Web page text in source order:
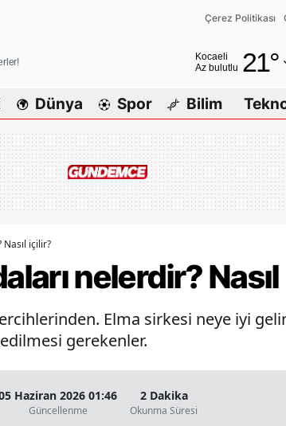
Çerez Politikası
Kocaeli
Az bulutlu 21°
Ağrı
Amasya
Ankara
Artvin
Bilecik
Dünya Spor Bilim
içilir?
nelerdir?
Elma sirkesi neye iyi gelir,
gerekenler.
Haziran 2026 01:46
Güncellenme
2 Dakika
Okunma Süresi